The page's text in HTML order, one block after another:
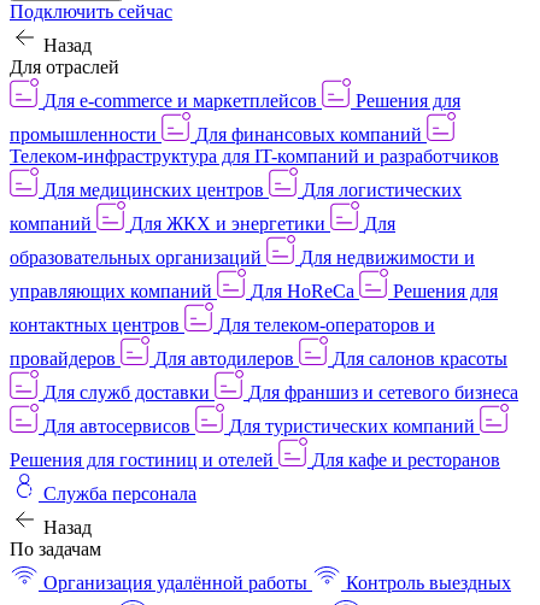
Подключить сейчас
Назад
Для отраслей
Для e-commerce и маркетплейсов
Решения для
промышленности
Для финансовых компаний
Телеком-инфраструктура для IT-компаний и разработчиков
Для медицинских центров
Для логистических
компаний
Для ЖКХ и энергетики
Для
образовательных организаций
Для недвижимости и
управляющих компаний
Для HoReCa
Решения для
контактных центров
Для телеком-операторов и
провайдеров
Для автодилеров
Для салонов красоты
Для служб доставки
Для франшиз и сетевого бизнеса
Для автосервисов
Для туристических компаний
Решения для гостиниц и отелей
Для кафе и ресторанов
Служба персонала
Назад
По задачам
Организация удалённой работы
Контроль выездных